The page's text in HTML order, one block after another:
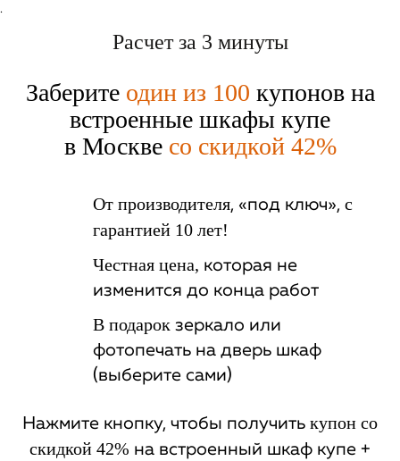
.
Расчет за 3 минуты
Заберите один из 100 купонов на
встроенные шкафы купе
в Москве со скидкой 42%
От производителя, «под ключ», с
гарантией 10 лет!
Честная цена, которая не
изменится до конца работ
В подарок зеркало или
фотопечать на дверь шкаф
(выберите сами)
Нажмите кнопку, чтобы получить купон со
скидкой 42% на встроенный шкаф купе +